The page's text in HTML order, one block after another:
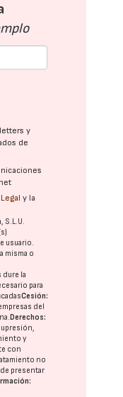
y
de
y la
S.L.U.
usuario.
misma o
dure la
para
Cesión:
del
Derechos:
y
con
no
presentar